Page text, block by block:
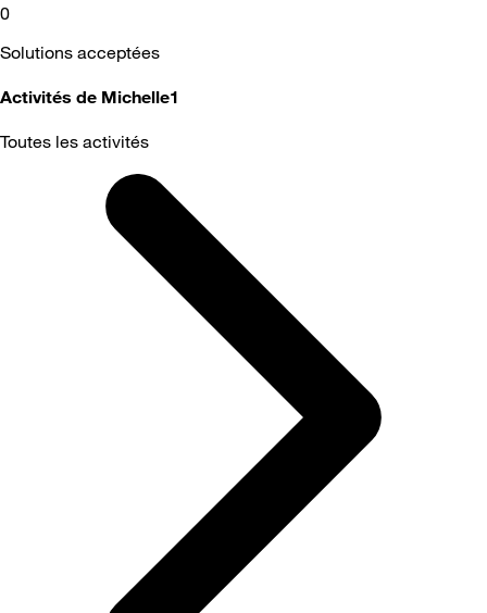
0
Solutions acceptées
Activités de Michelle1
Toutes les activités